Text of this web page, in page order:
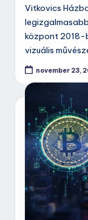
Vitkovics
központ 2018-
vizuális
november 23,